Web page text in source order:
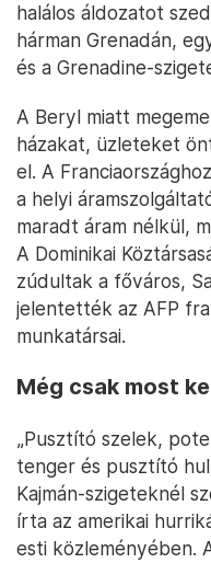
halálos áldozatot
hárman Grenadán,
és a Grenadine-
A Beryl miatt
házakat, üzleteket
el. A
a helyi
maradt áram nélkül,
A Dominikai
zúdultak a főváros,
jelentették az AFP
munkatársai.
Még csak most
„Pusztító szelek,
tenger és pusztító
Kajmán-szigeteknél
írta az amerikai
esti közleményében.